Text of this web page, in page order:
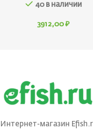
40 в наличии
3912,00 ₽
Интернет-магазин